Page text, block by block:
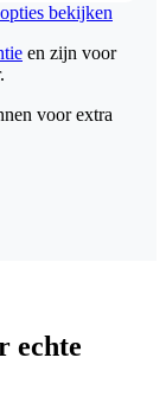
bekijken
en zijn voor
voor extra
echte